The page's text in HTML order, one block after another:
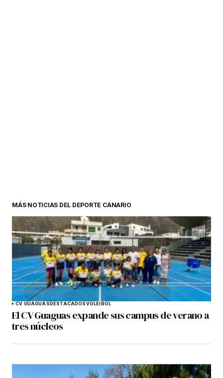
MÁS NOTICIAS DEL DEPORTE CANARIO
CV GUAGUASDESTACADOSVOLEIBOL
El CV Guaguas expande sus campus de verano a
tres núcleos